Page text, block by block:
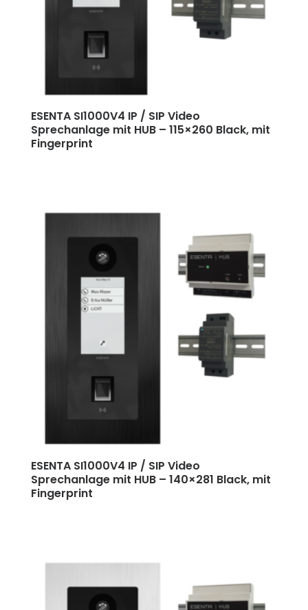
ESENTA SI1000V4 IP / SIP Video
Sprechanlage mit HUB – 115×260 Black, mit
Fingerprint
ESENTA SI1000V4 IP / SIP Video
Sprechanlage mit HUB – 140×281 Black, mit
Fingerprint